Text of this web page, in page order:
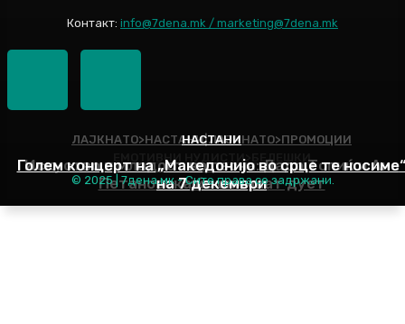
ЕМОТИВНИ НУДИСТИ>БЕЛЕШКИ
Наслов
ЛАЈКНАТО>НАСТАНИ|ЛАЈКНАТО>ПРОМОЦИИ
Искуство и младост во песна: Дадо Топиќ и Ана
Петановска ќе снимаат дует
НАСТАНИ
Голем концерт на „Македонијо во срце те
на 7 декември
Контакт: info@7dena.mk / marketing@7dena.mk
© 2025 | 7дена.мк - Сите права се задржани.